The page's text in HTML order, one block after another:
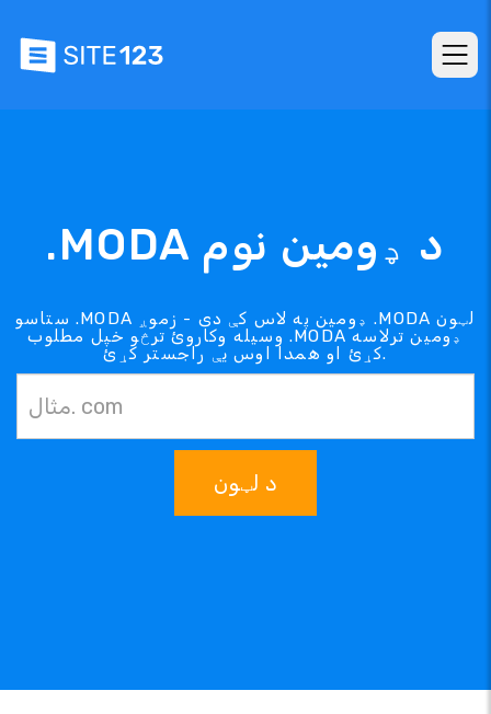
.MODA د ډومین نوم
ستاسو .MODA ډومین په لاس کې دی - زموږ .MODA لټون
وسیله وکاروئ ترڅو خپل مطلوب .MODA ډومین ترلاسه
کړئ او همدا اوس یې راجستر کړئ.
د لټون